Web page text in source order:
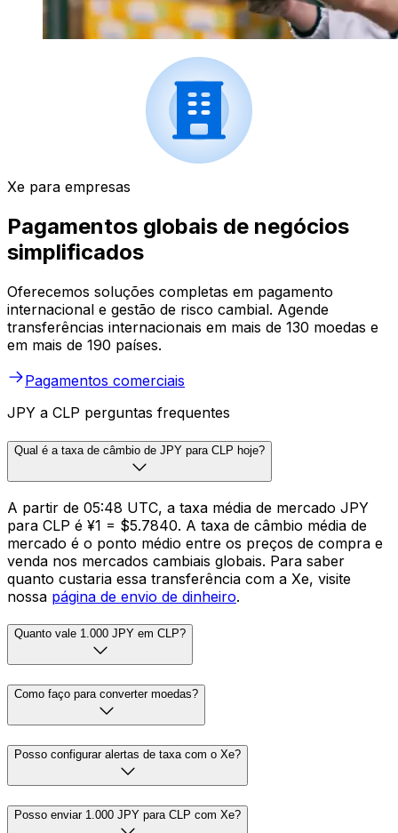
Xe para empresas
Pagamentos globais de negócios
simplificados
Oferecemos soluções completas em pagamento
internacional e gestão de risco cambial. Agende
transferências internacionais em mais de 130 moedas e
em mais de 190 países.
Pagamentos comerciais
JPY a CLP perguntas frequentes
Qual é a taxa de câmbio de JPY para CLP hoje?
A partir de 05:48 UTC, a taxa média de mercado JPY
para CLP é ¥1 = $5.7840. A taxa de câmbio média de
mercado é o ponto médio entre os preços de compra e
venda nos mercados cambiais globais. Para saber
quanto custaria essa transferência com a Xe, visite
nossa página de envio de dinheiro.
Quanto vale 1.000 JPY em CLP?
Como faço para converter moedas?
Posso configurar alertas de taxa com o Xe?
Posso enviar 1.000 JPY para CLP com Xe?